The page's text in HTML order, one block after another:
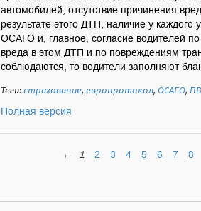
автомобилей, отсутствие причинения
результате этого ДТП, наличие у каждого
ОСАГО и, главное, согласие водителей
вреда в этом ДТП и по повреждениям
соблюдаются, то водители заполняют
Теги:страхование,европротокол,ОСАГО,
Полная версия
← 1 2 3 4 5 6 7 8